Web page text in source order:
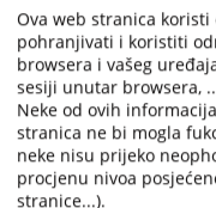
У склопу
судова и
који импелемтира
БиХ, уз подршку
суд у Бијељини
ефикасности
израдио Водич кроз
судске
Смјернице за
Ova web stranica
pohranjivati i koristiti
browsera i vašeg
sesiji unutar browsera,
Neke od ovih
stranica ne bi mogla
neke nisu prijeko
procjenu nivoa
stranice...).